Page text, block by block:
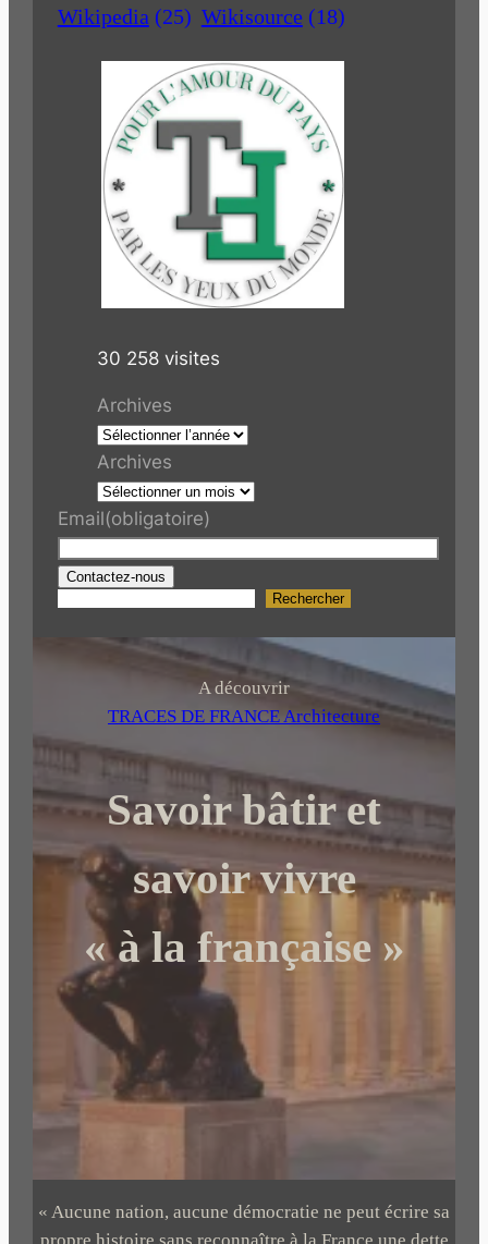
Wikipedia (25) Wikisource (18)
30 258 visites
Archives
Archives
Email(obligatoire)
Contactez-nous
R
r
c
h
r
Rechercher
A découvrir
TRACES DE FRANCE Architecture
Savoir bâtir et
savoir vivre
« à la française »
« Aucune nation, aucune démocratie ne peut écrire sa